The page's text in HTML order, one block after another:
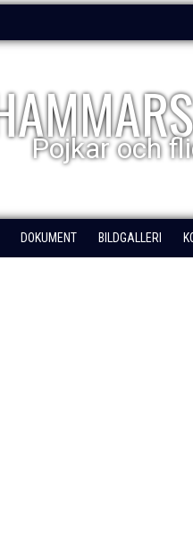
Pojkar och
DOKUMENT BILDGALLERI